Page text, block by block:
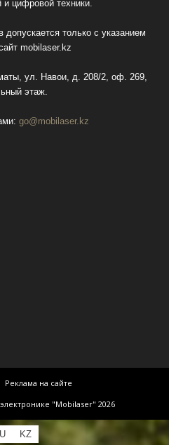
цифровой техники.
только с указанием
mobilaser.kz
ул. Навои, д. 208/2, оф. 269,
этаж.
go@mobilaser.kz
Реклама на сайте
"Mobilaser" 2026
KZ